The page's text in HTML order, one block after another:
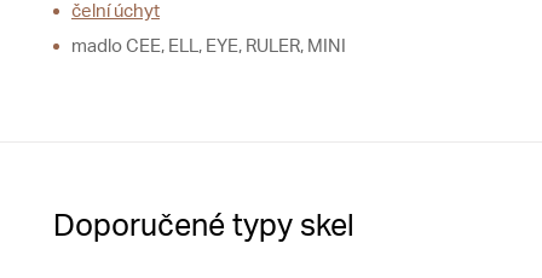
čelní úchyt
madlo CEE, ELL, EYE, RULER, MINI
Doporučené typy skel